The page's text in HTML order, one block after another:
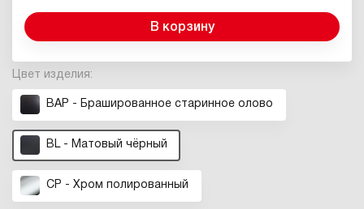
Цвет изделия:
BAP - Брашированное старинное олово
BL - Матовый чёрный
CP - Хром полированный
В корзину